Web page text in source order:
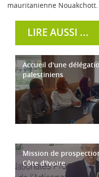
mauritanienne Nouakchott.
LIRE AUSSI ...
Accueil d'une
palestiniens
Mission de
Côte d'Ivoire